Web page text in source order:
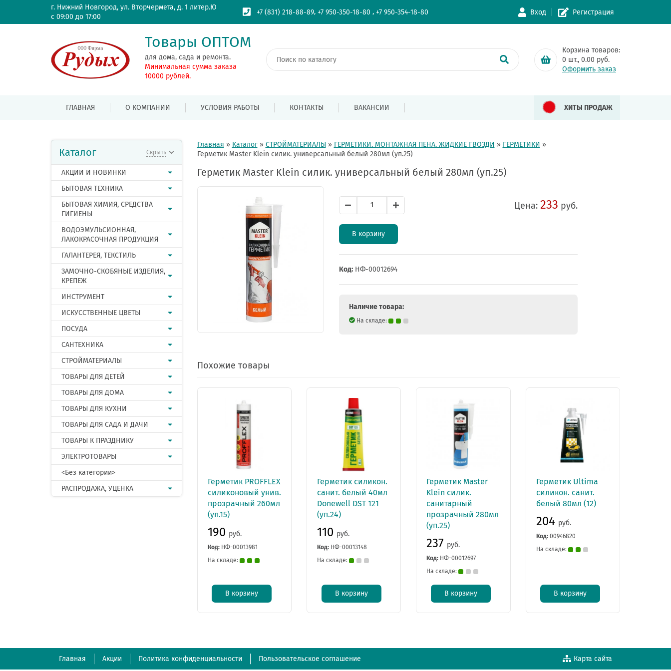
г. Нижний Новгород, ул. Вторчермета, д. 1 литер.Ю
с 09:00 до 17:00
+7 (831) 218-88-89,+7 950-350-18-80 ,+7 950-354-18-80 Вход Регистрация
Товары ОПТОМ
для дома, сада и ремонта.
Минимальная сумма заказа
10000 рублей.
Корзина товаров:
0 шт., 0.00 руб.
Оформить заказ
ГЛАВНАЯ О КОМПАНИИ УСЛОВИЯ РАБОТЫ КОНТАКТЫ ВАКАНСИИ ХИТЫ ПРОДАЖ
Каталог Скрыть
АКЦИИ И НОВИНКИ
БЫТОВАЯ ТЕХНИКА
БЫТОВАЯ ХИМИЯ, СРЕДСТВА
ГИГИЕНЫ
ВОДОЭМУЛЬСИОННАЯ,
ЛАКОКРАСОЧНАЯ ПРОДУКЦИЯ
ГАЛАНТЕРЕЯ, ТЕКСТИЛЬ
ЗАМОЧНО-СКОБЯНЫЕ ИЗДЕЛИЯ,
КРЕПЕЖ
ИНСТРУМЕНТ
ИСКУССТВЕННЫЕ ЦВЕТЫ
ПОСУДА
САНТЕХНИКА
СТРОЙМАТЕРИАЛЫ
ТОВАРЫ ДЛЯ ДЕТЕЙ
ТОВАРЫ ДЛЯ ДОМА
ТОВАРЫ ДЛЯ КУХНИ
ТОВАРЫ ДЛЯ САДА И ДАЧИ
ТОВАРЫ К ПРАЗДНИКУ
ЭЛЕКТРОТОВАРЫ
<Без категории>
РАСПРОДАЖА, УЦЕНКА
Главная » Каталог» СТРОЙМАТЕРИАЛЫ » ГЕРМЕТИКИ. МОНТАЖНАЯ ПЕНА. ЖИДКИЕ ГВОЗДИ » ГЕРМЕТИКИ »
Герметик Master Klein силик. универсальный белый 280мл (уп.25)
Герметик Master Klein силик. универсальный белый 280мл (уп.25)
Цена: 233 руб.
В корзину
Код:НФ-00012694
Наличие товара:
На складе:
Похожие товары
Герметик PROFFLEX
силиконовый унив.
прозрачный 260мл
(уп.15)
190 руб.
Код: НФ-00013981
На складе:
В корзину
Герметик силикон.
санит. белый 40мл
Donewell DST 121
(уп.24)
110 руб.
Код: НФ-00013148
На складе:
В корзину
Герметик Master
Klein силик.
санитарный
прозрачный 280мл
(уп.25)
237 руб.
Код: НФ-00012697
На складе:
В корзину
Герметик Ultima
силикон. санит.
белый 80мл (12)
204 руб.
Код: 00946820
На складе:
В корзину
Главная Акции Политика конфиденциальности Пользовательское соглашение Карта сайта